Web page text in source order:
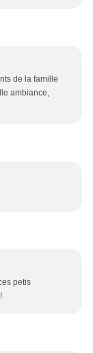
de la famille
ambiance,
petis